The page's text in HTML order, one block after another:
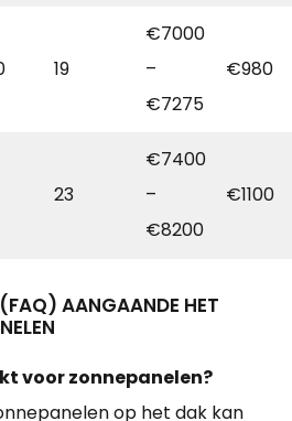
19
€7000
–
€7275
€980
23
€7400
–
€8200
€1100
AANGAANDE HET
voor zonnepanelen?
op het dak kan